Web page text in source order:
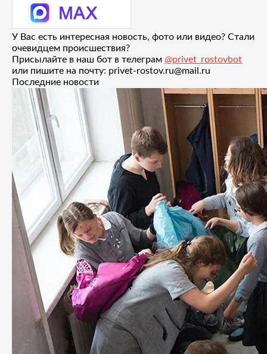
У Вас есть интересная новость, фото или видео? Стали
очевидцем происшествия?
Присылайте в наш бот в телеграм @privet_rostovbot
или пишите на почту: privet-rostov.ru@mail.ru
Последние новости